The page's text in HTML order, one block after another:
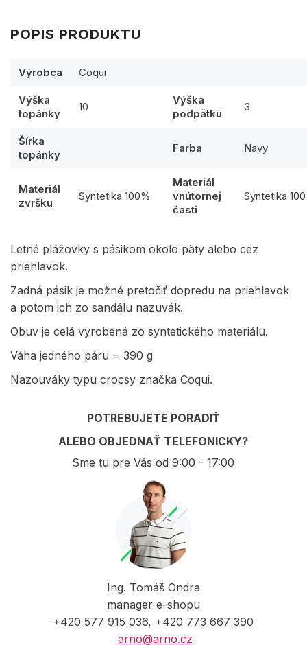
POPIS PRODUKTU
Výrobca Coqui
Výška
topánky
10
Výška
podpätku
3
Šírka
topánky
Farba Navy
Materiál
zvršku
Syntetika 100%
Materiál
vnútornej
časti
Syntetika
Letné plážovky s pásikom okolo päty alebo cez
priehlavok.
Zadná pásik je možné pretočiť dopredu na priehlavok
a potom ich zo sandálu nazuvák.
Obuv je celá vyrobená zo syntetického materiálu.
Váha jedného páru = 390 g
Nazouváky typu crocsy značka Coqui.
POTREBUJETE PORADIŤ
ALEBO OBJEDNAŤ TELEFONICKY?
Sme tu pre Vás od 9:00 - 17:00
Ing. Tomáš Ondra
manager e-shopu
+420 577 915 036, +420 773 667 390
arno@arno.cz